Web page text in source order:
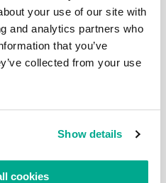
your use of our site with
and analytics partners who
that you’ve
collected from your use
Show details
cookies
如有些人习惯在每年的12月
传统惯例被亲切地称为”泰
Walk。这是一条长
泰晤士河大坝 （伦敦东部
伸到泰晤士河的源头。大约
敦区域——我们刚刚完成了
遍：这是一条非常棒的路
！在我们开始讲述从汉普顿
字面上）。对于我来说是一
段叙述能带给你们快乐：）